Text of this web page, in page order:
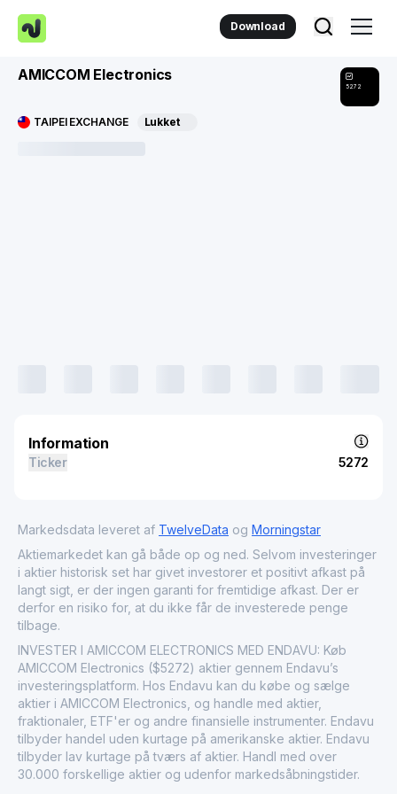
Download
AMICCOM Electronics
5272
TAIPEI EXCHANGE Lukket
Information
Ticker 5272
Markedsdata leveret af TwelveData og Morningstar
Aktiemarkedet kan gå både op og ned. Selvom investeringer
i aktier historisk set har givet investorer et positivt afkast på
langt sigt, er der ingen garanti for fremtidige afkast. Der er
derfor en risiko for, at du ikke får de investerede penge
tilbage.
INVESTER I AMICCOM ELECTRONICS MED ENDAVU: Køb
AMICCOM Electronics ($5272) aktier gennem Endavu’s
investeringsplatform. Hos Endavu kan du købe og sælge
aktier i AMICCOM Electronics, og handle med aktier,
fraktionaler, ETF'er og andre finansielle instrumenter. Endavu
tilbyder handel uden kurtage på amerikanske aktier. Endavu
tilbyder lav kurtage på tværs af aktier. Handl med over
30.000 forskellige aktier og udenfor markedsåbningstider.